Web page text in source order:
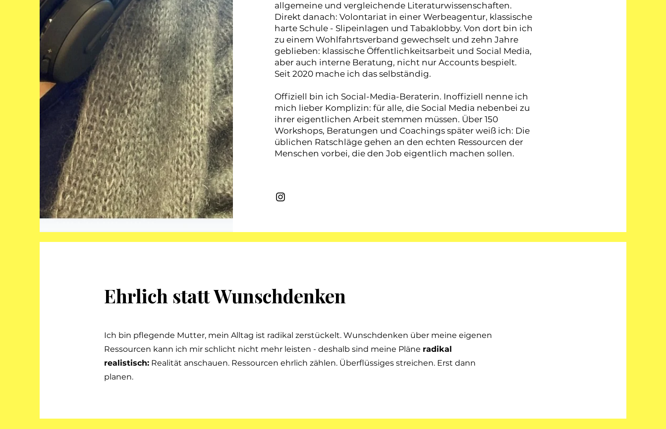
allgemeine und vergleichende Literaturwissenschaften.
Direkt danach: Volontariat in einer Werbeagentur, klassische
harte Schule - Slipeinlagen und Tabaklobby. Von dort bin ich
zu einem Wohlfahrtsverband gewechselt und zehn Jahre
geblieben: klassische Öffentlichkeitsarbeit und Social Media,
aber auch interne Beratung, nicht nur Accounts bespielt.
Seit 2020 mache ich das selbständig.
Offiziell bin ich Social-Media-Beraterin. Inoffiziell nenne ich
mich lieber Komplizin: für alle, die Social Media nebenbei zu
ihrer eigentlichen Arbeit stemmen müssen. Über 150
Workshops, Beratungen und Coachings später weiß ich: Die
üblichen Ratschläge gehen an den echten Ressourcen der
Menschen vorbei, die den Job eigentlich machen sollen.
Ehrlich statt Wunschdenken
Ich bin pflegende Mutter, mein Alltag ist radikal zerstückelt. Wunschdenken über meine eigenen
Ressourcen kann ich mir schlicht nicht mehr leisten - deshalb sind meine Pläne radikal
realistisch: Realität anschauen. Ressourcen ehrlich zählen. Überflüssiges streichen. Erst dann
planen.